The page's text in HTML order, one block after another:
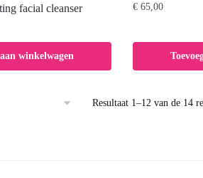
facial cleanser
winkelwagen
€65,00
Resultaat 1–12 van de 14